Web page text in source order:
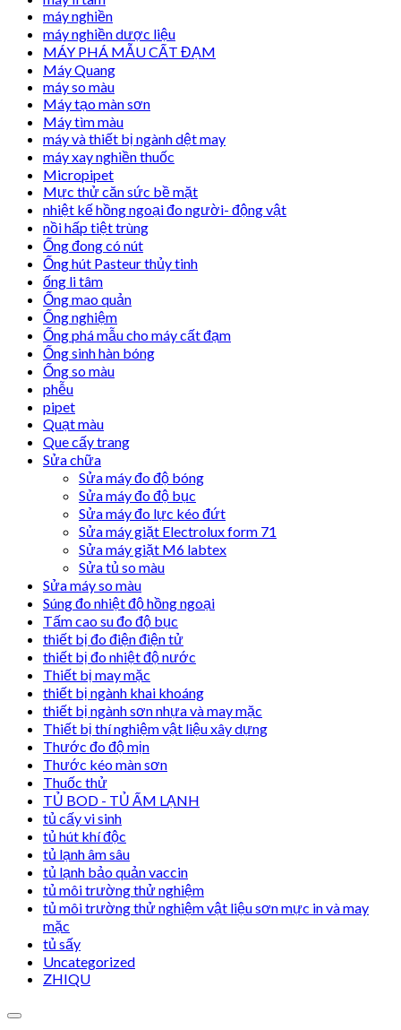
máy nghiền
máy nghiền dược liệu
MÁY PHÁ MẪU CẤT ĐẠM
Máy Quang
máy so màu
Máy tạo màn sơn
Máy tìm màu
máy và thiết bị ngành dệt may
máy xay nghiền thuốc
Micropipet
Mực thử căn sức bề mặt
nhiệt kế hồng ngoại đo người- động vật
nồi hấp tiệt trùng
Ống đong có nút
Ống hút Pasteur thủy tinh
ống li tâm
Ống mao quản
Ống nghiệm
Ống phá mẫu cho máy cất đạm
Ống sinh hàn bóng
Ống so màu
phễu
pipet
Quạt màu
Que cấy trang
Sửa chữa
Sửa máy đo độ bóng
Sửa máy đo độ bục
Sửa máy đo lực kéo đứt
Sửa máy giặt Electrolux form 71
Sửa máy giặt M6 labtex
Sửa tủ so màu
Sửa máy so màu
Súng đo nhiệt độ hồng ngoại
Tấm cao su đo độ bục
thiết bị đo điện điện tử
thiết bị đo nhiệt độ nước
Thiết bị may mặc
thiết bị ngành khai khoáng
thiết bị ngành sơn nhựa và may mặc
Thiết bị thí nghiệm vật liệu xây dựng
Thước đo độ mịn
Thước kéo màn sơn
Thuốc thử
TỦ BOD - TỦ ẤM LẠNH
tủ cấy vi sinh
tủ hút khí độc
tủ lạnh âm sâu
tủ lạnh bảo quản vaccin
tủ môi trường thử nghiệm
tủ môi trường thử nghiệm vật liệu sơn mực in và may
mặc
tủ sấy
Uncategorized
ZHIQU